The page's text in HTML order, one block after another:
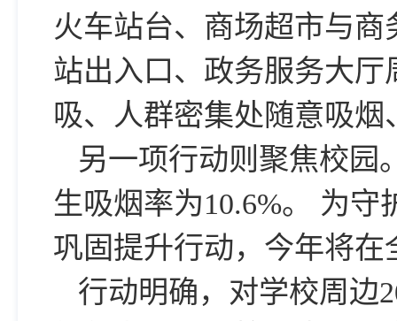
火车站台、商场超市与
站出入口、政务服务大
吸、人群密集处随意吸
另一项行动则聚焦校园
生吸烟率为10.6%。 为
巩固提升行动，今年将在
行动明确，对学校周边